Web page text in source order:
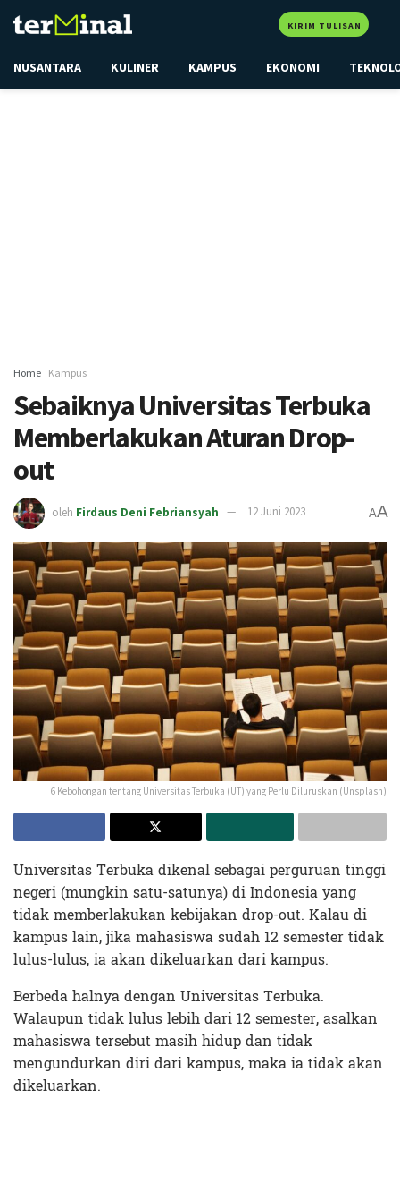
KIRIM TULISAN
NUSANTARA KULINER KAMPUS EKONOMI
Home Kampus
Sebaiknya Universitas Terbuka
Memberlakukan Aturan Drop-
out
oleh Firdaus Deni Febriansyah 12 Juni 2023 AA
6 Kebohongan tentang Universitas Terbuka (UT) yang Perlu Diluruskan (Unsplash)
Universitas Terbuka dikenal sebagai perguruan tinggi
negeri (mungkin satu-satunya) di Indonesia yang
tidak memberlakukan kebijakan drop-out. Kalau di
kampus lain, jika mahasiswa sudah 12 semester tidak
lulus-lulus, ia akan dikeluarkan dari kampus.
Berbeda halnya dengan Universitas Terbuka.
Walaupun tidak lulus lebih dari 12 semester, asalkan
mahasiswa tersebut masih hidup dan tidak
mengundurkan diri dari kampus, maka ia tidak akan
dikeluarkan.